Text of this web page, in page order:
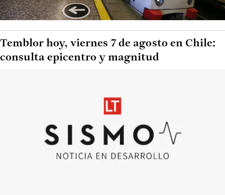
Temblor hoy, viernes 7 de agosto en Chile:
consulta epicentro y magnitud